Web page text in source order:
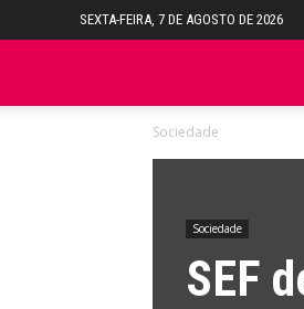
SEXTA-FEIRA, 7 DE AGOSTO DE 2026
Sociedade
Sociedade
SEF